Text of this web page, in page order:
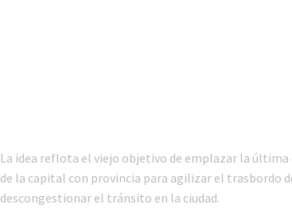
La idea reflota el viejo objetivo de emplazar la
de la capital con provincia para agilizar el trasbordo
descongestionar el tránsito en la ciudad.